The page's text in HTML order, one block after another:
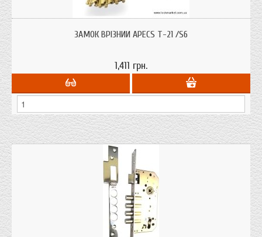
ЗАМОК ВРІЗНИЙ APECS T-21 /S6
1,411 грн.